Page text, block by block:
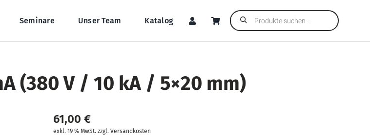
Seminare Unser Team Katalog
Products
search
(380 V / 10 kA / 5×20 mm)
61,00 €
exkl. 19 % MwSt. zzgl. Versandkosten